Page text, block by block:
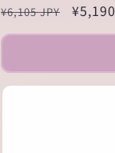
通
常
格
¥6,105 JPY
セ
ー
価
格